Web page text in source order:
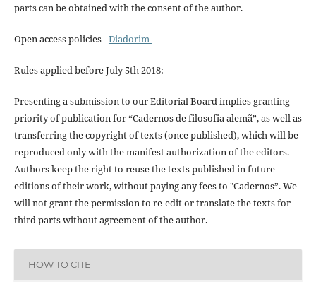
parts can be obtained with the consent of the author.
Open access policies -Diadorim
Rules applied before July 5th 2018:
Presenting a submission to our Editorial Board implies granting
priority of publication for “Cadernos de filosofia alemã”, as well as
transferring the copyright of texts (once published), which will be
reproduced only with the manifest authorization of the editors.
Authors keep the right to reuse the texts published in future
editions of their work, without paying any fees to "Cadernos”. We
will not grant the permission to re-edit or translate the texts for
third parts without agreement of the author.
HOW TO CITE